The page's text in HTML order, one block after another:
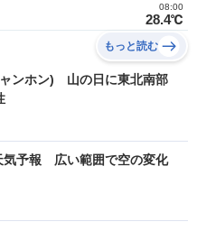
28.4℃
08:00
もっと読む
ンホン) 山の日に東北南部
気予報 広い範囲で空の変化